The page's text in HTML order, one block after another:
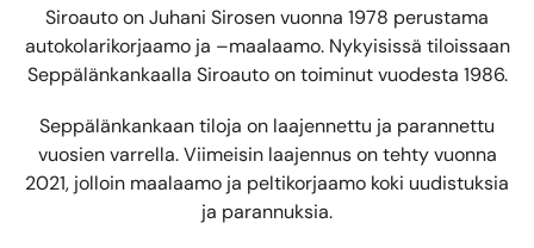
Siroauto on Juhani Sirosen vuonna 1978 perustama
autokolarikorjaamo ja –maalaamo. Nykyisissä tiloissaan
Seppälänkankaalla Siroauto on toiminut vuodesta 1986.
Seppälänkankaan tiloja on laajennettu ja parannettu
vuosien varrella. Viimeisin laajennus on tehty vuonna
2021, jolloin maalaamo ja peltikorjaamo koki uudistuksia
ja parannuksia.